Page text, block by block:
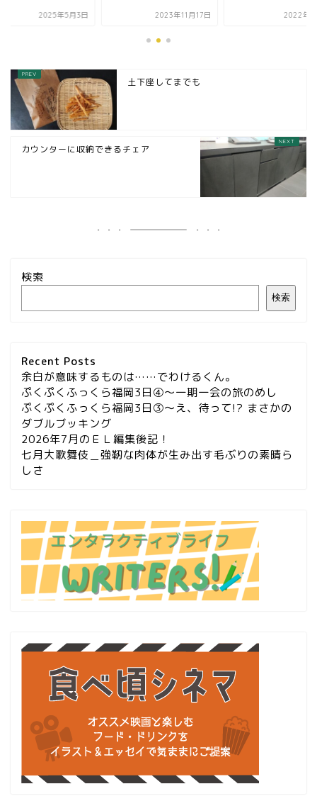
2025年5月3日 2023年11月17日 2022年1
土下座してまでも
カウンターに収納できるチェア
検索
検索
Recent Posts
余白が意味するものは……でわけるくん。
ぷくぷくふっくら福岡3日④～一期一会の旅のめし
ぷくぷくふっくら福岡3日③～え、待って!? まさかの
ダブルブッキング
2026年7月のＥＬ編集後記！
七月大歌舞伎＿強靭な肉体が生み出す毛ぶりの素晴ら
しさ